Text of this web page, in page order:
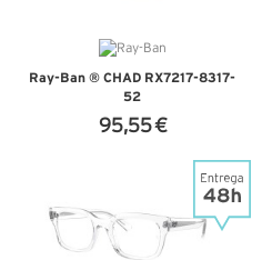
Ray-Ban ® CHAD RX7217-8317-
52
95,55 €